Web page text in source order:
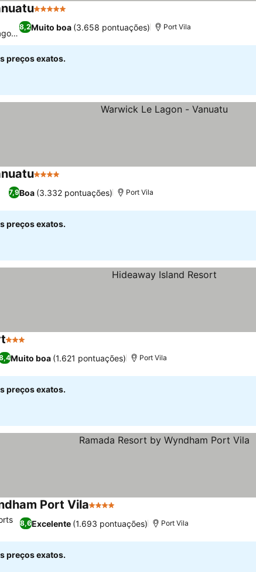
5 Estrelas
8,2Muito boa (3.658 pontuações) Port Vila
preços exatos.
4 Estrelas
7,9Boa (3.332 pontuações) Port Vila
preços exatos.
3 Estrelas
Muito boa (1.621 pontuações) Port Vila
preços exatos.
Port Vila4 Estrelas
8,6Excelente (1.693 pontuações) Port Vila
preços exatos.